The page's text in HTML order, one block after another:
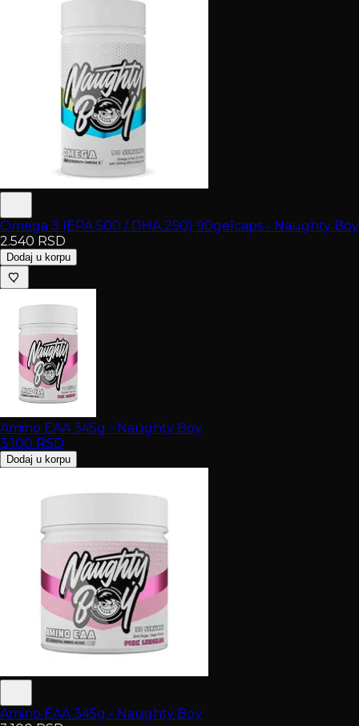
Omega 3 (EPA 500 / DHA 250) 90gelcaps - Naughty Boy
2.540 RSD
Dodaj u korpu
Amino EAA 345g - Naughty Boy
3.100 RSD
Dodaj u korpu
Amino EAA 345g - Naughty Boy